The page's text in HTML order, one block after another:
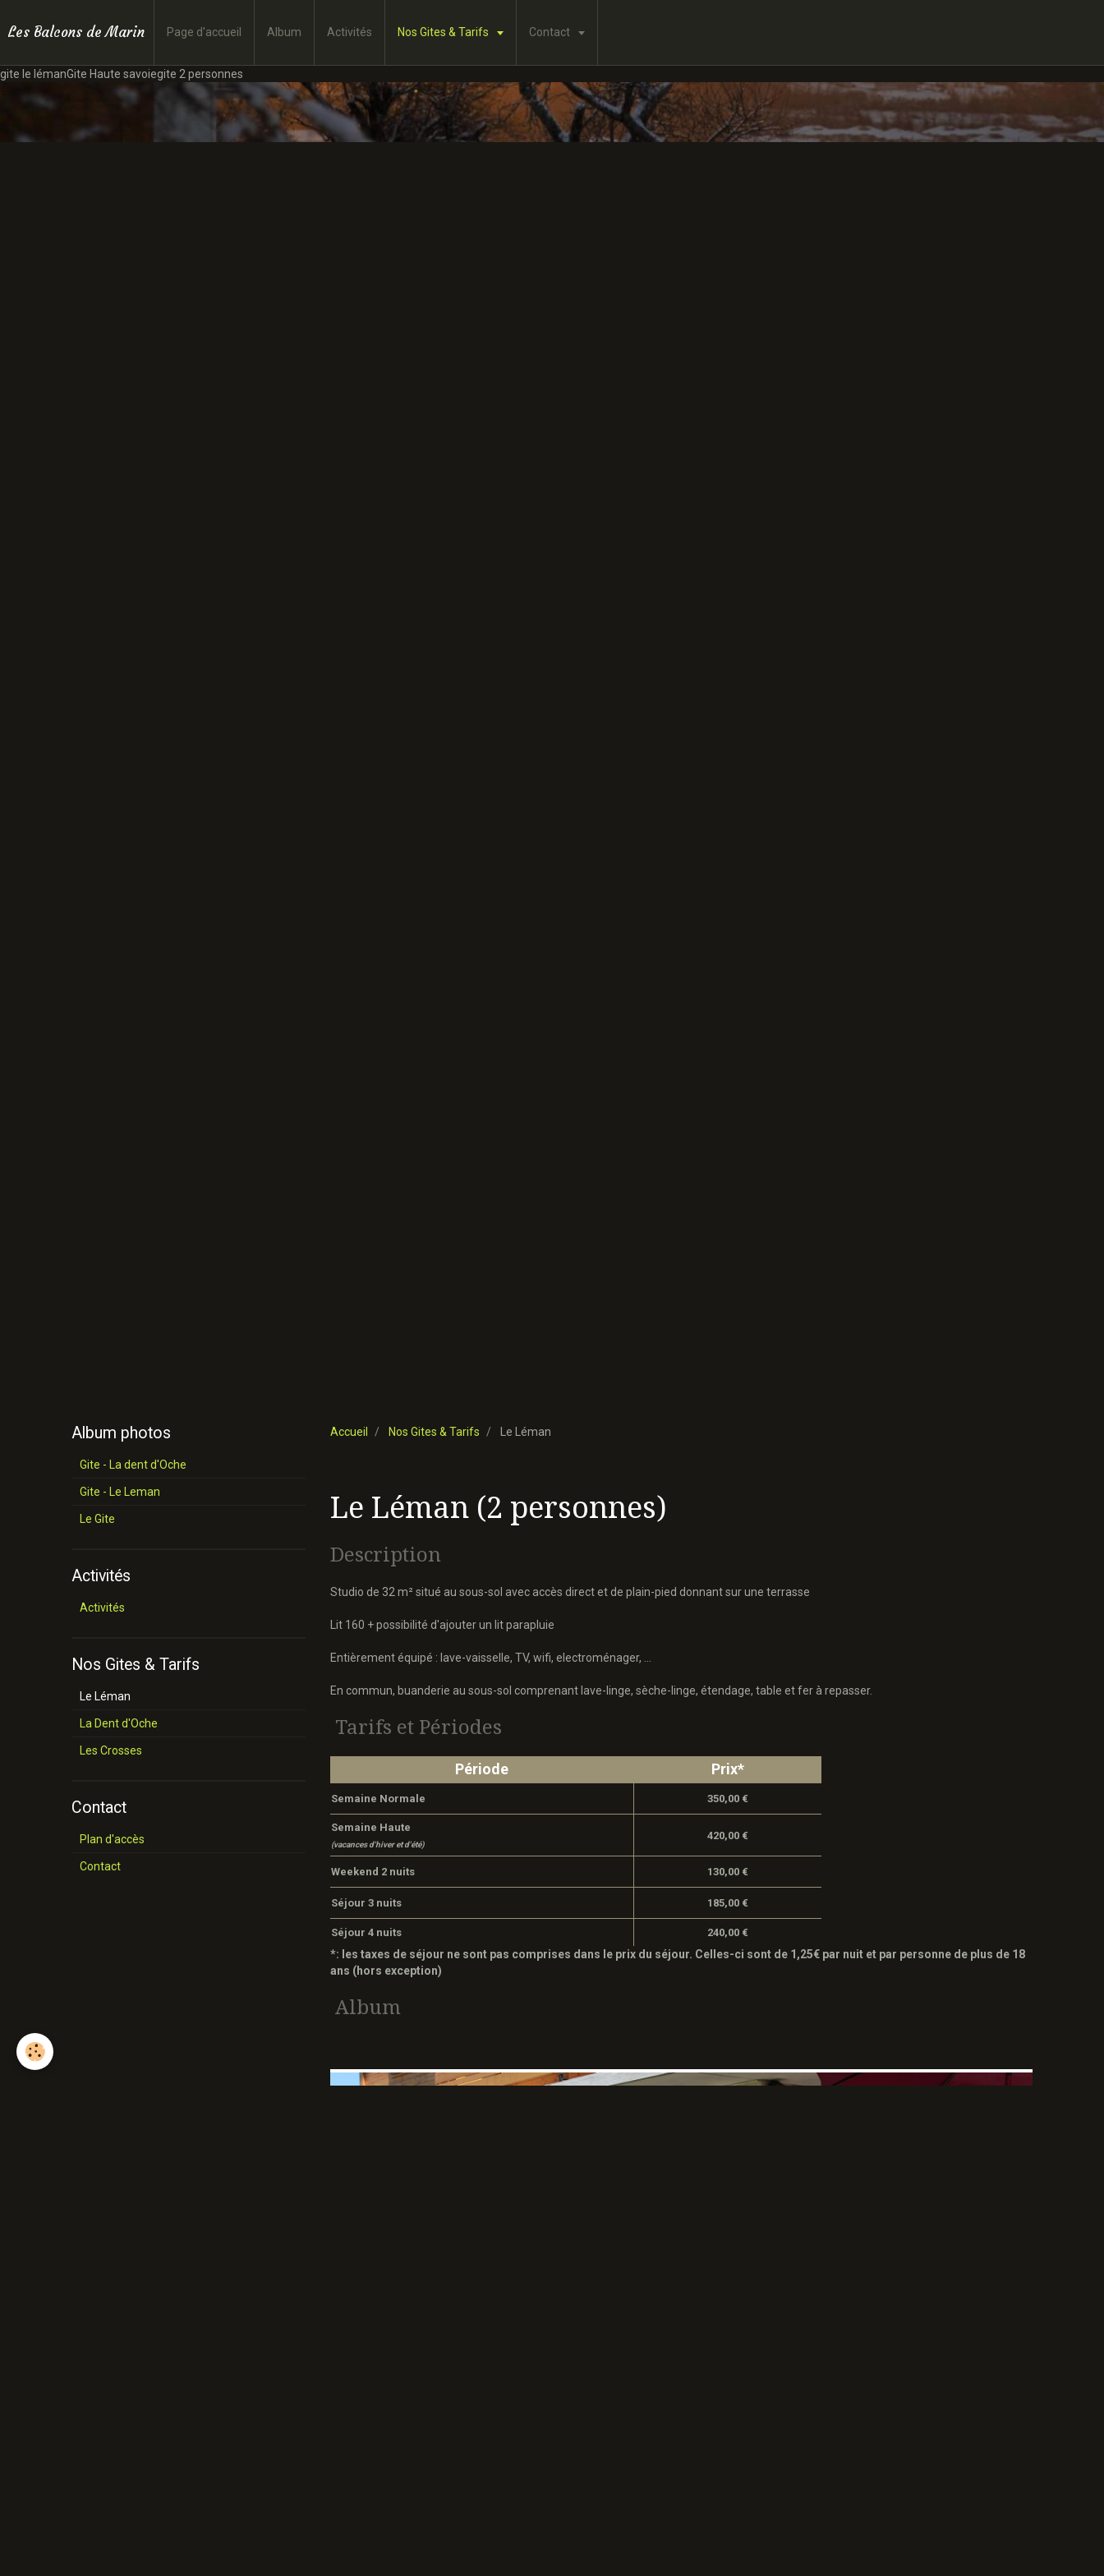
gite le lémanGite Haute savoiegite 2 personnes
Les Balcons de Marin Page d'accueil Album Activités Nos Gites & Tarifs Contact
Accueil Nos Gites & Tarifs Le Léman
Le Léman (2 personnes)
Description
Studio de 32 m² situé au sous-sol avec accès direct et de plain-pied donnant sur une terrasse
Lit 160 + possibilité d'ajouter un lit parapluie
Entièrement équipé : lave-vaisselle, TV, wifi, electroménager, ...
En commun, buanderie au sous-sol comprenant lave-linge, sèche-linge, étendage, table et fer à repasser.
Tarifs et Périodes
Période Prix*
Semaine Normale 350,00 €
Semaine Haute
(vacances d'hiver et d'été)
420,00 €
Weekend 2 nuits 130,00 €
Séjour 3 nuits 185,00 €
Séjour 4 nuits 240,00 €
*: les taxes de séjour ne sont pas comprises dans le prix du séjour. Celles-ci sont de 1,25€ par nuit et par personne de plus de 18
ans (hors exception)
Album
Album photos
Gite - La dent d'Oche
Gite - Le Leman
Le Gite
Activités
Activités
Nos Gites & Tarifs
Le Léman
La Dent d'Oche
Les Crosses
Contact
Plan d'accès
Contact